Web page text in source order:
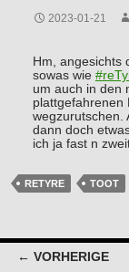
2023-01-21
Hm, angesichts
sowas wie #
um auch in den
plattgefahrenen
wegzurutschen.
dann doch
ich ja fast n
RETYRE TOOT
← VORHERIGE